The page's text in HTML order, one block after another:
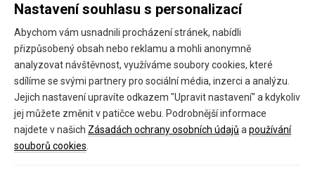
Pivkodomu.cz (provozovatel GEO fashion s.r.o.),
Náměstí starosty Pavla 15,
Kladno, 27201
IČ: 24145301
DIČ: CZ24145301
Nastavení souhlasu s personalizací
Abychom vám usnadnili procházení stránek, nabídli
přizpůsobený obsah nebo reklamu a mohli anonymně
analyzovat návštěvnost, využíváme soubory cookies, které
sdílíme se svými partnery pro sociální média, inzerci a analýzu.
Jejich nastavení upravíte odkazem "Upravit nastavení" a kdykoliv
jej můžete změnit v patičce webu. Podrobnější informace
najdete v našich Zásadách ochrany osobních údajů a používání
souborů cookies